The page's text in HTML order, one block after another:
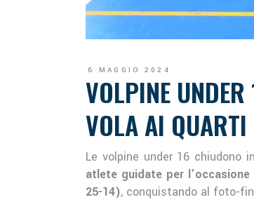
6 MAGGIO 2024
VOLPINE
VOLA AI QUARTI
Le volpine under 16 chiudono
atlete guidate per
25-14), conquistando al foto-